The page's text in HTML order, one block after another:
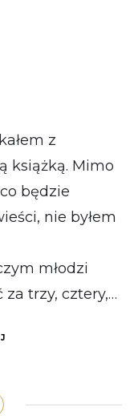
z
książką. Mimo
będzie
nie byłem
młodzi
trzy, cztery,…